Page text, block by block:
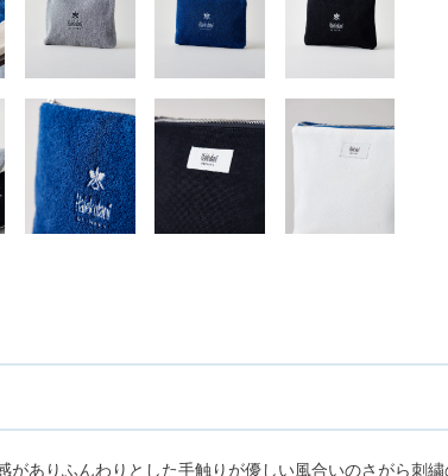
がありふんわりとした手触りが優しい風合いのさがら刺